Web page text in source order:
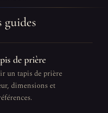
guides
de prière
un tapis de prière
dimensions et